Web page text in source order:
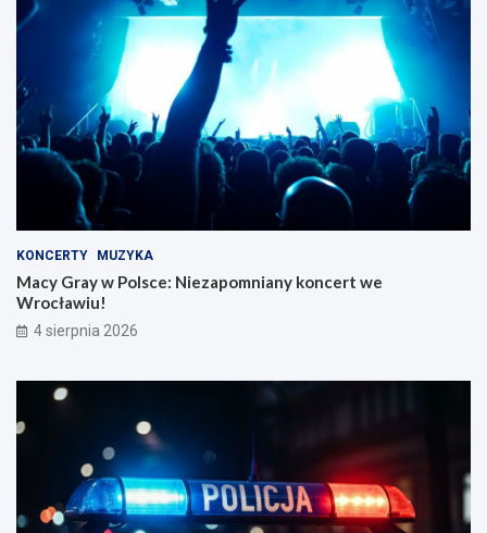
KONCERTY MUZYKA
Macy Gray w Polsce: Niezapomniany koncert we
Wrocławiu!
4 sierpnia 2026